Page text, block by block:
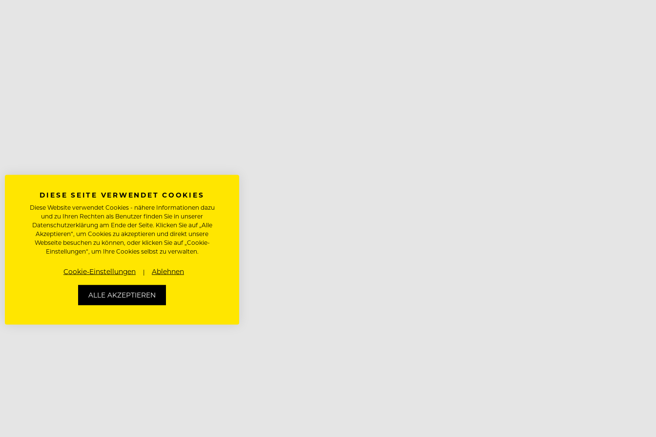
DIESE SEITE VERWENDET COOKIES
Diese Website verwendet Cookies - nähere Informationen dazu
und zu Ihren Rechten als Benutzer finden Sie in unserer
Datenschutzerklärung am Ende der Seite. Klicken Sie auf „Alle
Akzeptieren“, um Cookies zu akzeptieren und direkt unsere
Webseite besuchen zu können, oder klicken Sie auf „Cookie-
Einstellungen“, um Ihre Cookies selbst zu verwalten.
Cookie-Einstellungen Ablehnen
ALLE AKZEPTIEREN